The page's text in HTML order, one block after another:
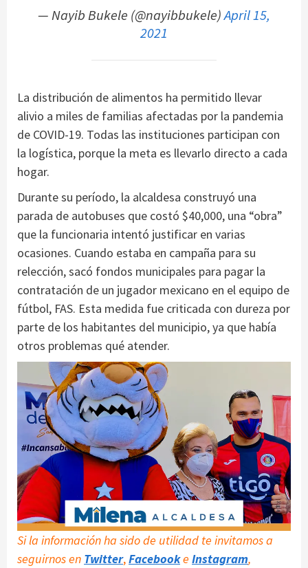
— Nayib Bukele (@nayibbukele)April 15,
2021
La distribución de alimentos ha permitido llevar
alivio a miles de familias afectadas por la pandemia
de COVID-19. Todas las instituciones participan con
la logística, porque la meta es llevarlo directo a cada
hogar.
Durante su período, la alcaldesa construyó una
parada de autobuses que costó $40,000, una “obra”
que la funcionaria intentó justificar en varias
ocasiones. Cuando estaba en campaña para su
relección, sacó fondos municipales para pagar la
contratación de un jugador mexicano en el equipo de
fútbol, FAS. Esta medida fue criticada con dureza por
parte de los habitantes del municipio, ya que había
otros problemas qué atender.
Si la información ha sido de utilidad te invitamos a
seguirnos en Twitter,Facebooke Instagram,